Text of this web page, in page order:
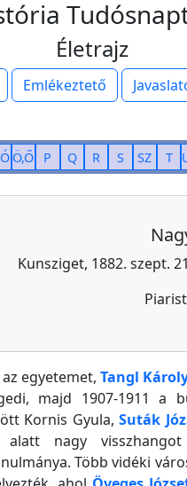
Életrajz
Emlékeztető
Ö,Ő P Q R S SZ T
Kunsziget, 1882. szept.
egyetemet, Tangl
majd 1907-1911 a
Kornis Gyula,Suták
alatt nagy
Több vidéki